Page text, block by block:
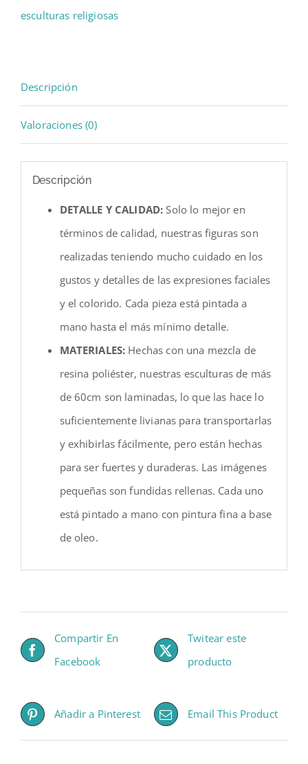
esculturas religiosas
Descripción
Valoraciones (0)
Descripción
DETALLE Y CALIDAD:Solo lo mejor en
términos de calidad, nuestras figuras son
realizadas teniendo mucho cuidado en los
gustos y detalles de las expresiones faciales
y el colorido. Cada pieza está pintada a
mano hasta el más mínimo detalle.
MATERIALES: Hechas con una mezcla de
resina poliéster, nuestras esculturas de más
de 60cm son laminadas, lo que las hace lo
suficientemente livianas para transportarlas
y exhibirlas fácilmente, pero están hechas
para ser fuertes y duraderas. Las imágenes
pequeñas son fundidas rellenas. Cada uno
está pintado a mano con pintura fina a base
de oleo.
Compartir En
Facebook
Twitear este
producto
Añadir a Pinterest Email This Product